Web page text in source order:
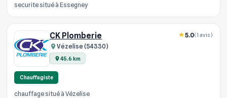
securite situé à Essegney
CK Plomberie
Vézelise (54330)
45.6 km
5.0(1 avis)
Chauffagiste
chauffage situé à Vézelise